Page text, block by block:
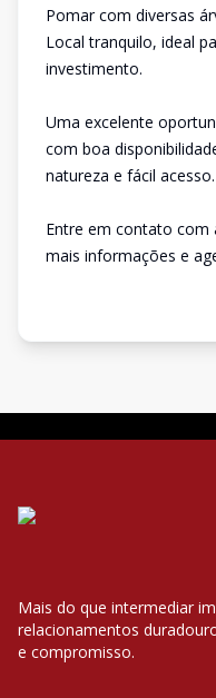
Pomar com diversas
Local tranquilo, ideal
investimento.
Uma excelente
com boa
natureza e fácil acesso.
Entre em contato com
mais informações e
Mais do que intermediar
relacionamentos
e compromisso.